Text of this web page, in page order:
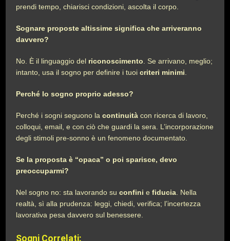
prendi tempo, chiarisci condizioni, ascolta il corpo.
Sognare proposte altissime significa che arriveranno
davvero?
No. È il linguaggio del riconoscimento . Se arrivano, meglio;
intanto, usa il sogno per definire i tuoicriteri minimi
Perché lo sogno proprio adesso?
Perché i sogni seguono lacontinuità con ricerca di lavoro,
colloqui, email, e con ciò che guardi la sera. L’incorporazione
degli stimoli pre-sonno è un fenomeno documentato.
Se la proposta è “opaca” o poi sparisce, devo
preoccuparmi?
Nel sogno no: sta lavorando suconfini efiducia . Nella
realtà, sì alla prudenza: leggi, chiedi, verifica; l’incertezza
lavorativa pesa davvero sul benessere.
Sogni Correlati: